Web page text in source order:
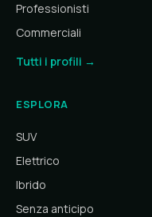
Professionisti
Commerciali
Tutti i profili →
ESPLORA
SUV
Elettrico
Ibrido
Senza anticipo